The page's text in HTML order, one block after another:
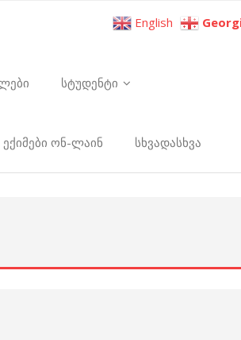
სტუდენტი
ონ-ლაინ სხვადასხვა
English